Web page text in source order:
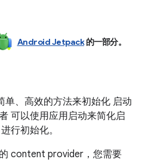
Android Jetpack的一部分。
、高效的方法来初始化 启动
可以使用应用启动来简化启
行初始化。
content provider，您需要